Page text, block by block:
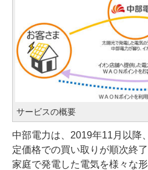
サービスの概要
中部電力は、2019年11月以降
定価格での買い取りが順次終
家庭で発電した電気を様々な